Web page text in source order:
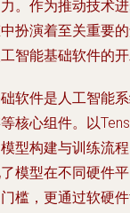
。作为推动技术
扮演着至关重要
智能基础软件的
软件是人工智能
核心组件。以
型构建与训练流
模型在不同硬件
槛，更通过软硬